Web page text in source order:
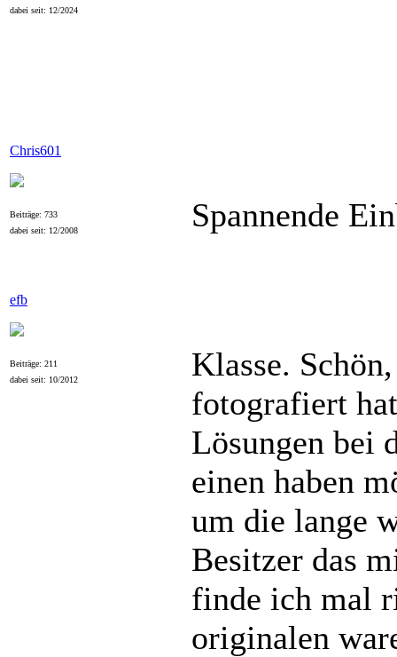
dabei seit: 12/2024
Chris601
Beiträge: 733
dabei seit: 12/2008
Spannende
efb
Beiträge: 211
dabei seit: 10/2012
Klasse.
fotografiert
Lösungen bei
einen haben
um die lange
Besitzer das
finde ich mal
originalen